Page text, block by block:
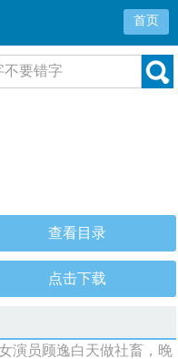
首页
查看目录
点击下载
员顾逸白天做社畜，晚